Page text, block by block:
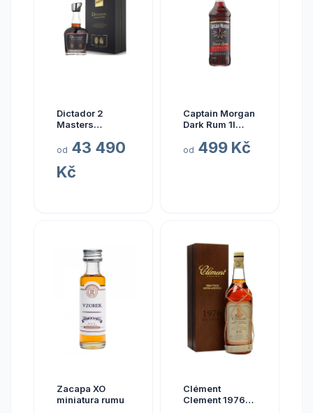
Dictador 2
Masters
1977 45yo (3rd
od 43 490
Kč
Captain Morgan
Dark Rum 1l
od 499 Kč
Zacapa XO
miniatura rumu
Clément
Clement 1976